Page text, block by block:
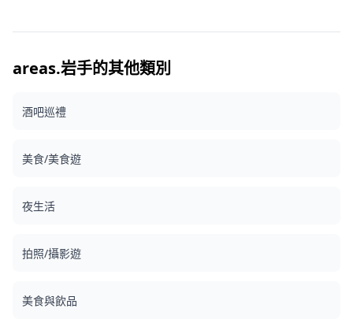
片進行調整，以營造特定的氛圍，如果需要，還可以調整情緒
泉的特別時刻！ ◆ 重要資訊： ・如果您在預定的會面時間遲
到，拍攝時間和交付的照片數量可能會減少。 ・如果在預定日
有三個選項可供選擇：（1）重新安排日期和時間，（2）更改
262c823cae90.jpg) ![]
areas.岩手的其他類別
酒吧巡禮
美食/美食遊
夜生活
拍照/攝影遊
美食與飲品